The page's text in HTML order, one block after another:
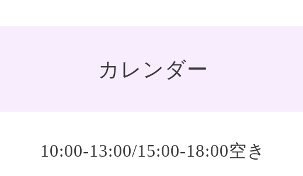
カレンダー
10:00-13:00/15:00-18:00空き